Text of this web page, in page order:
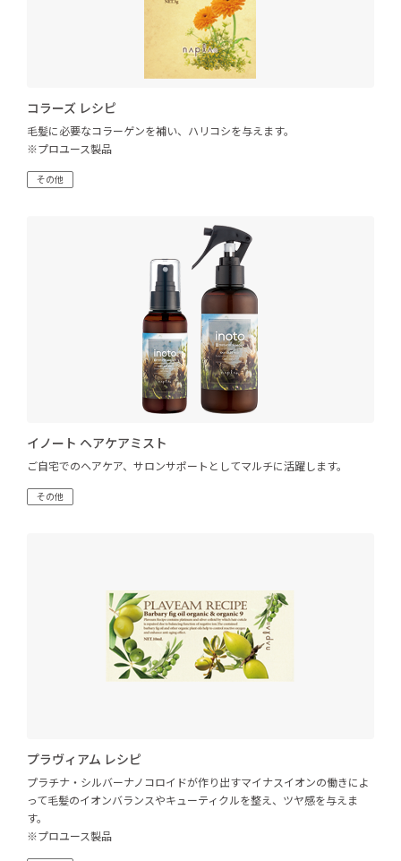
コラーズ レシピ
毛髪に必要なコラーゲンを補い、ハリコシを与えます。
※プロユース製品
その他
イノート ヘアケアミスト
ご自宅でのヘアケア、サロンサポートとしてマルチに活躍します。
その他
プラヴィアム レシピ
プラチナ・シルバーナノコロイドが作り出すマイナスイオンの働きによ
って毛髪のイオンバランスやキューティクルを整え、ツヤ感を与えま
す。
※プロユース製品